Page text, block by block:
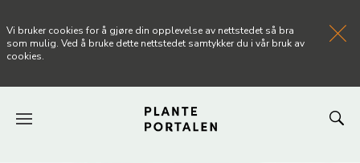
Vi bruker cookies for å gjøre din opplevelse av nettstedet så bra
som mulig. Ved å bruke dette nettstedet samtykker du i vår bruk av
cookies.